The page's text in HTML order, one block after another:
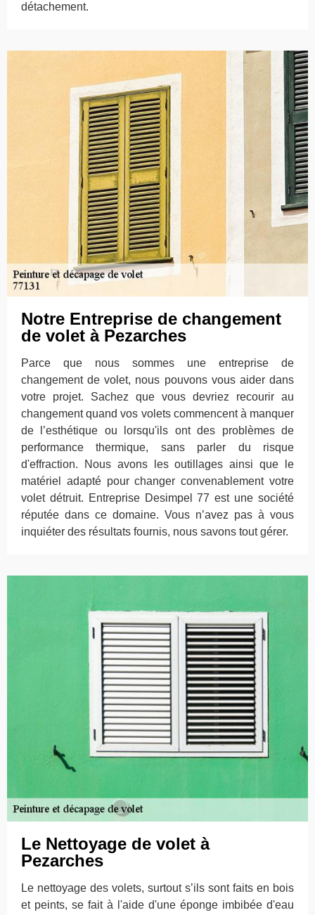
détachement.
Notre Entreprise de changement
de volet à Pezarches
Parce que nous sommes une entreprise de
changement de volet, nous pouvons vous aider dans
votre projet. Sachez que vous devriez recourir au
changement quand vos volets commencent à manquer
de l’esthétique ou lorsqu'ils ont des problèmes de
performance thermique, sans parler du risque
d'effraction. Nous avons les outillages ainsi que le
matériel adapté pour changer convenablement votre
volet détruit. Entreprise Desimpel 77 est une société
réputée dans ce domaine. Vous n’avez pas à vous
inquiéter des résultats fournis, nous savons tout gérer.
Le Nettoyage de volet à
Pezarches
Le nettoyage des volets, surtout s’ils sont faits en bois
et peints, se fait à l'aide d'une éponge imbibée d'eau